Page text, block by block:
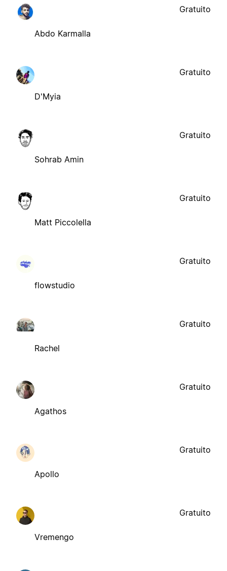
Abdo Karmalla
Gratuito
D'Myia
Gratuito
Sohrab Amin
Gratuito
Matt Piccolella
Gratuito
flowstudio
Gratuito
Rachel
Gratuito
Agathos
Gratuito
Apollo
Gratuito
Vremengo
Gratuito